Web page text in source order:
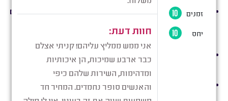
החנות רשאית לבטל עסקה מכל סיבה שהיא, לרבות במקרים
בהם נפלה טעות במחיר המוצר או בפרטים אחרים הקשורים
לרכישה.
30 ימי ניסיון המופיעים באתר אינם כוללים רכישות במחיר